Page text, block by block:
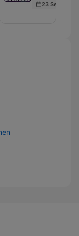
23 Sep 2022